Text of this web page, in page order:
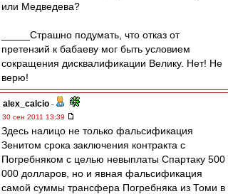
или Медведева?
_____Страшно подумать, что отказ от
претензий к бабаеву мог быть условием
сокращения дисквалификации Велику. Нет! Не
верю!
alex_calcio -
30 сен 2011 13:39
Здесь налицо не только фальсификация
Зенитом срока заключения контракта с
Погребняком с целью невыплаты Спартаку 500
000 долларов, но и явная фальсификация
самой суммы трансфера Погребняка из Томи в